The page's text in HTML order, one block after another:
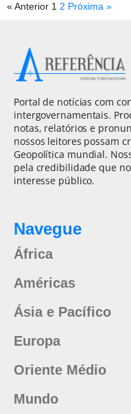
« Anterior 1 2 Próxima »
Portal de notícias com
intergovernamentais.
notas, relatórios e
nossos leitores possam
Geopolítica mundial.
pela credibilidade que
interesse público.
Navegue
África
Américas
Ásia e Pacífico
Europa
Oriente Médio
Mundo